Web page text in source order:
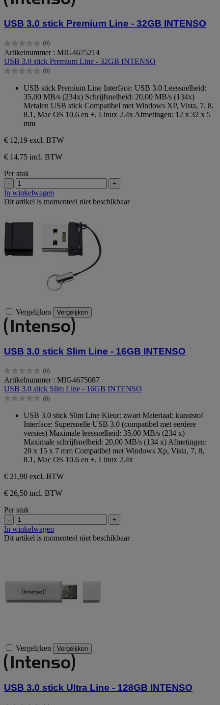
USB 3.0 stick Premium Line - 32GB INTENSO
(0)
0.0
van
de
5
Artikelnummer : MIG4675214
USB 3.0 stick Premium Line - 32GB INTENSO
(0)
0.0
sterren.
USB stick Premium Line Interface: USB 3.0 Leessnelheid:
35,00 MB/s (234x) Schrijfsnelheid: 20,00 MB/s (134x)
Metalen USB stick Compatibel met Windows XP, Vista, 7, 8,
8.1, Mac OS 10.6 en +, Linux 2.4x Afmetingen: 12 x 32 x 5
mm
€ 12,19 excl. BTW
€ 14,75 incl. BTW
Per stuk
- +
In winkelwagen
Dit artikel is momenteel niet beschikbaar
Vergelijken Vergelijken
USB 3.0 stick Slim Line - 16GB INTENSO
(0)
0.0
van
de
5
Artikelnummer : MIG4675087
USB 3.0 stick Slim Line - 16GB INTENSO
(0)
0.0
sterren.
USB 3.0 stick Slim Line Kleur: zwart Materiaal: kunststof
Interface: Supersnelle USB 3.0 (compatibel met eerdere
versies) Maximale leessnelheid: 35,00 MB/s (234 x)
Maximale schrijfsnelheid: 20,00 MB/s (134 x) Afmetingen:
20 x 15 x 7 mm Compatibel met Windows Xp, Vista, 7, 8,
8.1, Mac OS 10.6 en +, Linux 2.4x
€ 21,90 excl. BTW
€ 26,50 incl. BTW
Per stuk
- +
In winkelwagen
Dit artikel is momenteel niet beschikbaar
Vergelijken Vergelijken
USB 3.0 stick Ultra Line - 128GB INTENSO